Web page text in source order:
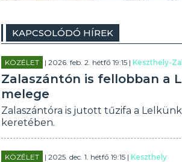
KAPCSOLÓDÓ HÍREK
KÖZÉLET | 2026. feb. 2. hétfő 19:15 |Keszthely-
Zalaszántón is fellobban a
melege
Zalaszántóra is jutott tűzifa a
keretében.
KÖZÉLET | 2025. dec. 1. hétfő 19:15 |Keszthely